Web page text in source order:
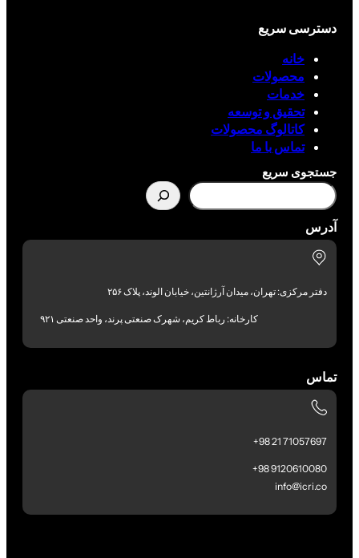
دسترسی سریع
خانه
محصولات
خدمات
تحقیق و توسعه
کاتالوگ محصولات
تماس با ما
جستجوی سریع
آدرس
دفتر مرکزی: تهران، میدان آرژانتین، خیابان الوند، پلاک ۲۵۶
کارخانه: رباط کریم، شهرک صنعتی پرند، واحد صنعتی ۹۲۱
تماس
71057697 21 98+
9120610080 98+
info@icri.co